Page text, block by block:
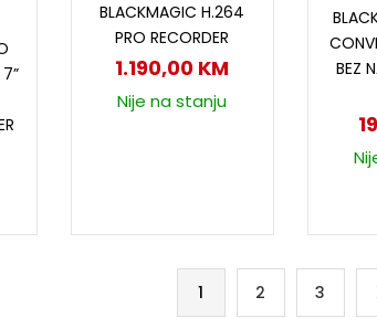
BLACKMAGIC H.264
PRO RECORDER
1.190,00 KM
Nije na stanju
BEZ
1 2 3